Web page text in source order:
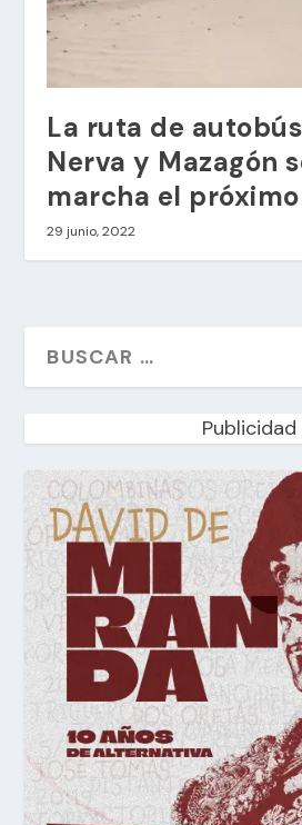
La ruta de
Nerva y Mazagón
marcha el
29 junio, 2022
Publicidad